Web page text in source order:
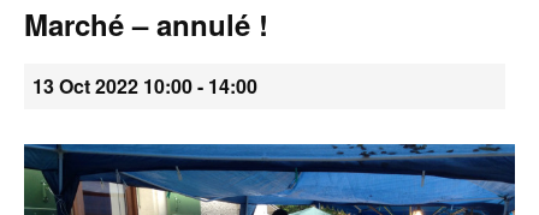
Canton
Marché – annulé !
13 Oct 2022 10:00- 14:00